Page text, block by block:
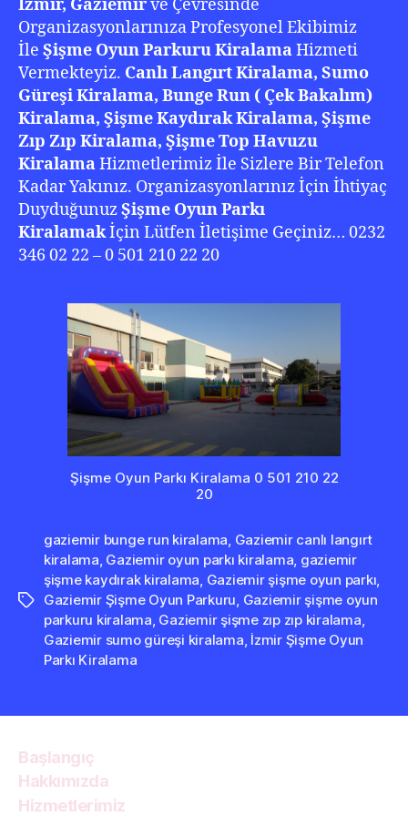
İzmir, Gaziemirve Çevresinde
Organizasyonlarınıza Profesyonel Ekibimiz
İle Şişme Oyun Parkuru KiralamaHizmeti
Vermekteyiz. Canlı Langırt Kiralama, Sumo
Güreşi Kiralama, Bunge Run ( Çek Bakalım)
Kiralama, Şişme Kaydırak Kiralama, Şişme
Zıp Zıp Kiralama, Şişme Top Havuzu
KiralamaHizmetlerimiz İle Sizlere Bir Telefon
Kadar Yakınız. Organizasyonlarınız İçin İhtiyaç
DuyduğunuzŞişme Oyun Parkı
Kiralamakİçin Lütfen İletişime Geçiniz… 0232
346 02 22 – 0 501 210 22 20
Şişme Oyun Parkı Kiralama 0 501 210 22
20
Etiketler
gaziemir bunge run kiralama, Gaziemir canlı langırt
kiralama, Gaziemir oyun parkı kiralama, gaziemir
şişme kaydırak kiralama, Gaziemir şişme oyun parkı,
Gaziemir Şişme Oyun Parkuru, Gaziemir şişme oyun
parkuru kiralama, Gaziemir şişme zıp zıp kiralama,
Gaziemir sumo güreşi kiralama, İzmir Şişme Oyun
Parkı Kiralama
Başlangıç
Hakkımızda
Hizmetlerimiz